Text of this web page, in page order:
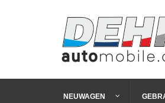
NEUWAGEN